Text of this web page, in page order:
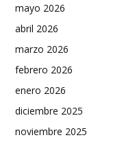
mayo 2026
abril 2026
marzo 2026
febrero 2026
enero 2026
diciembre 2025
noviembre 2025